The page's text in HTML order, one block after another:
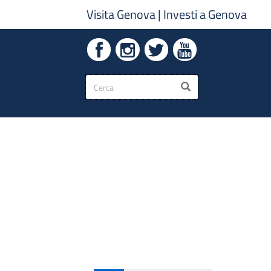
Visita Genova| Investi a Genova
Form
di
ricerca
CERCA